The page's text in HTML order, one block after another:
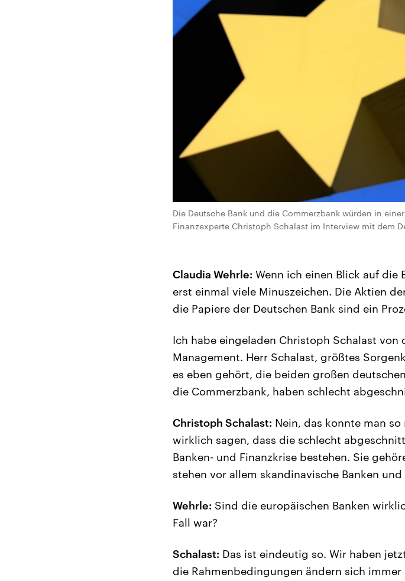
Die Deutsche Bank und die Commerzbank würden in
Finanzexperte Christoph Schalast im Interview mit dem
Claudia Wehrle: Wenn ich einen Blick auf die
erst einmal viele Minuszeichen. Die Aktien
die Papiere der Deutschen Bank sind ein
Ich habe eingeladen Christoph Schalast von
Management. Herr Schalast, größtes
es eben gehört, die beiden großen
die Commerzbank, haben schlecht
Christoph Schalast: Nein, das konnte man
wirklich sagen, dass die schlecht
Banken- und Finanzkrise bestehen. Sie
stehen vor allem skandinavische Banken und
Wehrle: Sind die europäischen Banken
Fall war?
Schalast: Das ist eindeutig so. Wir haben
die Rahmenbedingungen ändern sich